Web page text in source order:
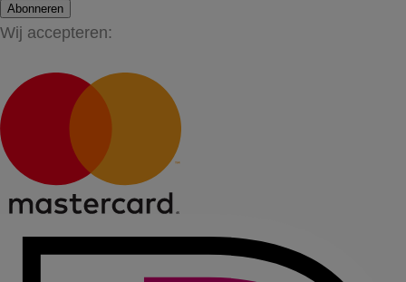
Abonneren
Wij accepteren: